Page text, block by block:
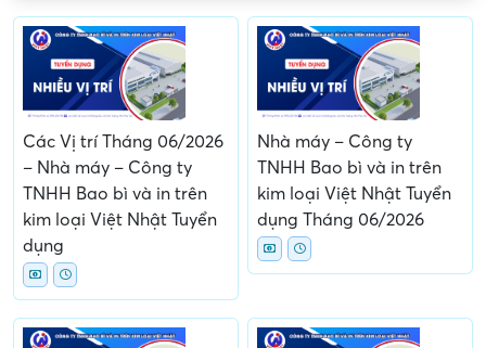
Các Vị trí Tháng 06/2026
– Nhà máy – Công ty
TNHH Bao bì và in trên
kim loại Việt Nhật Tuyển
dụng
Nhà máy – Công ty
TNHH Bao bì và in trên
kim loại Việt Nhật Tuyển
dụng Tháng 06/2026